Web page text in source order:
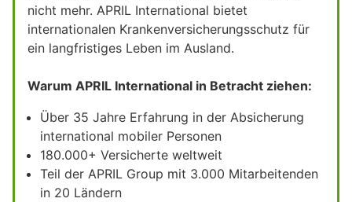
nicht mehr. APRIL International bietet
internationalen Krankenversicherungsschutz für
ein langfristiges Leben im Ausland.
Warum APRIL International in Betracht ziehen:
Über 35 Jahre Erfahrung in der Absicherung
international mobiler Personen
180.000+ Versicherte weltweit
Teil der APRIL Group mit 3.000 Mitarbeitenden
in 20 Ländern